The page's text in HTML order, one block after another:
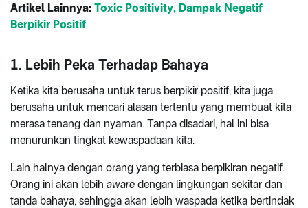
Artikel Lainnya: Toxic Positivity, Dampak Negatif
Berpikir Positif
1. Lebih Peka Terhadap Bahaya
Ketika kita berusaha untuk terus berpikir positif, kita juga
berusaha untuk mencari alasan tertentu yang membuat kita
merasa tenang dan nyaman. Tanpa disadari, hal ini bisa
menurunkan tingkat kewaspadaan kita.
Lain halnya dengan orang yang terbiasa berpikiran negatif.
Orang ini akan lebih aware dengan lingkungan sekitar dan
tanda bahaya, sehingga akan lebih waspada ketika bertindak